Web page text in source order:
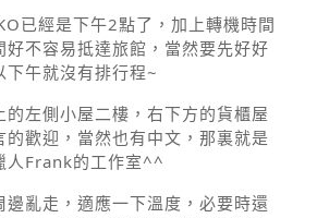
已經是下午2點了，加上轉機時間
好不容易抵達旅館，當然要先好好
下午就沒有排行程~
的左側小屋二樓，右下方的貨櫃屋
的歡迎，當然也有中文，那裏就是
人Frank的工作室^^
邊亂走，適應一下溫度，必要時還